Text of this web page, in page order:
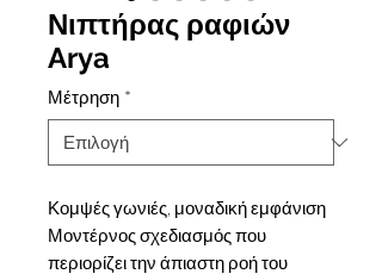
Νιπτήρας ραφιών
Arya
Μέτρηση *
Κομψές γωνιές, μοναδική εμφάνιση
Μοντέρνος σχεδιασμός που
περιορίζει την άπιαστη ροή του